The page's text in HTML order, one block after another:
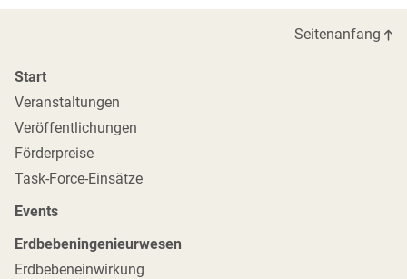
Seitenanfang
Start
Veranstaltungen
Veröffentlichungen
Förderpreise
Task-Force-Einsätze
Events
Erdbebeningenieurwesen
Erdbebeneinwirkung